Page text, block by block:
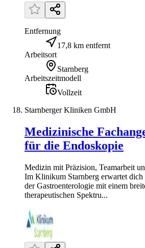
Entfernung
17,8 km entfernt
Arbeitsort
Starnberg
Arbeitszeitmodell
Vollzeit
Starnberger Kliniken GmbH
Medizinische
für die Endoskopie
Medizin mit Präzision, Teamarbeit
Im Klinikum Starnberg erwartet dich
der Gastroenterologie mit einem
therapeutischen Spektru...